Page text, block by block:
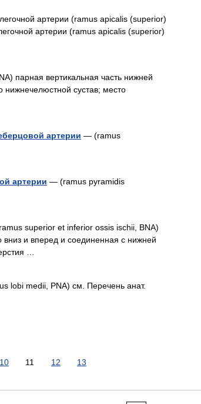
артерии (ramus apicalis (superior)
артерии (ramus apicalis (superior)
парная вертикальная часть нижней
нижнечелюстной сустав; место
артерии — (ramus
артерии — (ramus pyramidis
superior et inferior ossis ischii, BNA)
вниз и вперед и соединенная с нижней
…
lobi medii, PNA) см. Перечень анат.
10 11 12 13